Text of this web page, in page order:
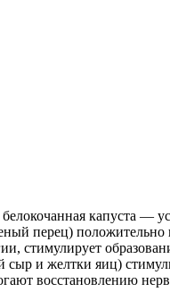
капуста —
перец)
стимулирует
и желтки яиц)
восстановлению